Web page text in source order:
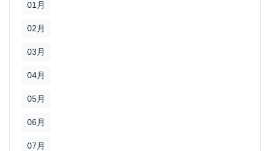
01月
02月
03月
04月
05月
06月
07月